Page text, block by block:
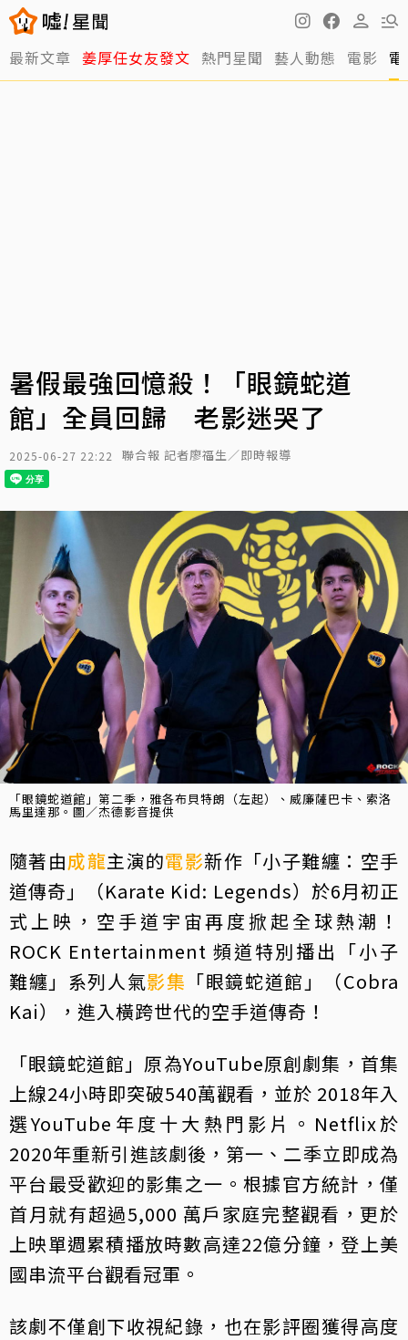
最新文章 姜厚任女友發文 熱門星聞 藝人動態 電影
暑假最強回憶殺！「眼鏡蛇道
館」全員回歸 老影迷哭了
2025-06-27 22:22 聯合報 記者廖福生／即時報導
「眼鏡蛇道館」第二季，雅各布貝特朗（左起）、威廉薩巴卡、索洛
馬里達那。圖／杰德影音提供
隨著由成龍主演的電影新作「小子難纏：空手
道傳奇」（Karate Kid: Legends）於6月初正
式上映，空手道宇宙再度掀起全球熱潮！
ROCK Entertainment 頻道特別播出「小子
難纏」系列人氣影集 「眼鏡蛇道館」（Cobra
Kai），進入橫跨世代的空手道傳奇！
「眼鏡蛇道館」原為YouTube原創劇集，首集
上線24小時即突破540萬觀看，並於 2018年入
選YouTube年度十大熱門影片。Netflix於
2020年重新引進該劇後，第一、二季立即成為
平台最受歡迎的影集之一。根據官方統計，僅
首月就有超過5,000 萬戶家庭完整觀看，更於
上映單週累積播放時數高達22億分鐘，登上美
國串流平台觀看冠軍。
該劇不僅創下收視紀錄，也在影評圈獲得高度